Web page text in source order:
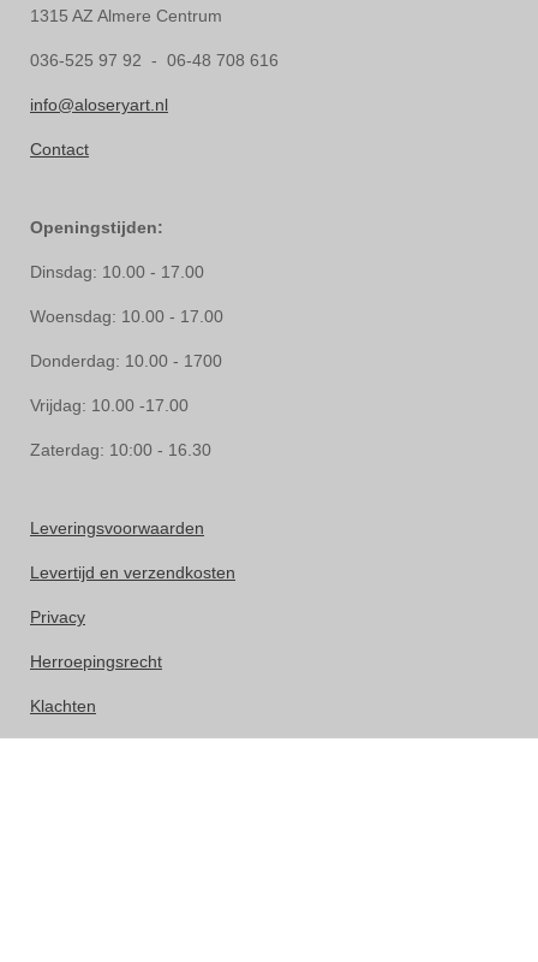
1315 AZ Almere Centrum
036-525 97 92 - 06-48 708 616
info@aloseryart.nl
Contact
Openingstijden:
Dinsdag: 10.00 - 17.00
Woensdag: 10.00 - 17.00
Donderdag: 10.00 - 1700
Vrijdag: 10.00 -17.00
Zaterdag: 10:00 - 16.30
Leveringsvoorwaarden
Levertijd en verzendkosten
Privacy
Herroepingsrecht
Klachten